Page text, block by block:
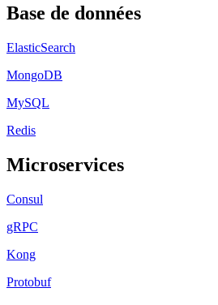
Base de données
ElasticSearch
MongoDB
MySQL
Redis
Microservices
Consul
gRPC
Kong
Protobuf